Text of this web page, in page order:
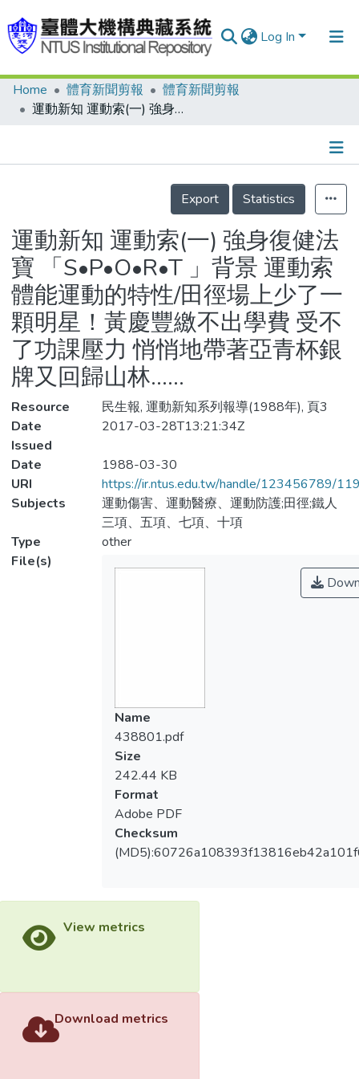
Log In
Communities & Collections
Statistics
Home 體育新聞剪報
體育新聞剪報
運動新知 運動索(一) 強身復健法寶 「S•P•O•R•T 」背景 運動索體能運動的特性/田徑場上少了一顆明星！黃慶豐繳不出學費 受不了功課壓力 悄悄地帶著亞青杯銀牌又回歸山林……
Details
Export
Statistics
運動新知 運動索(一) 強身復健法
寶 「S•P•O•R•T 」背景 運動索
體能運動的特性/田徑場上少了一
顆明星！黃慶豐繳不出學費 受不
了功課壓力 悄悄地帶著亞青杯銀
牌又回歸山林……
Resource
民生報, 運動新知系列報導(1988年), 頁3
Date
Issued
2017-03-28T13:21:34Z
Date
1988-03-30
URI
https://ir.ntus.edu.tw/handle/123456789/
Subjects
運動傷害、運動醫療、運動防護;田徑;鐵人
三項、五項、七項、十項
Type
other
File(s)
Name
438801.pdf
Size
242.44 KB
Format
Adobe PDF
Checksum
View metrics
Download metrics